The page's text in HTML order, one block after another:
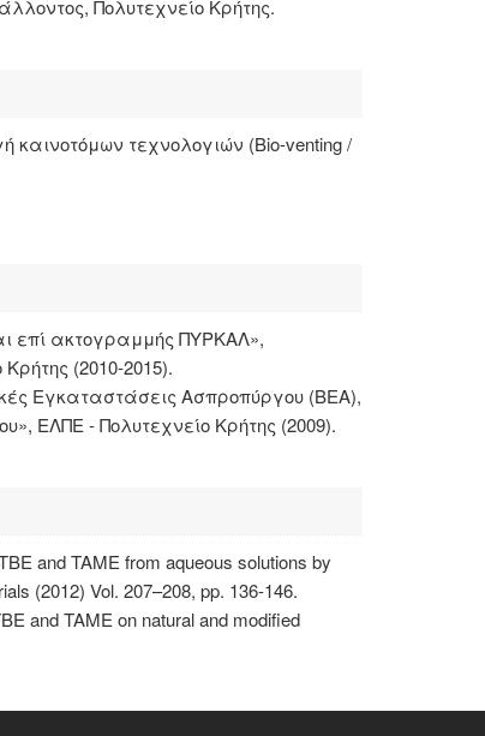
Πολυτεχνείο Κρήτης.
τεχνολογιών (Bio-venting /
επί ακτογραμμής ΠΥΡΚΑΛ»,
(2010-2015).
Εγκαταστάσεις Ασπροπύργου (ΒΕΑ),
ΕΛΠΕ - Πολυτεχνείο Κρήτης (2009).
and TAME from aqueous solutions by
(2012) Vol. 207–208, pp. 136-146.
and TAME on natural and modified